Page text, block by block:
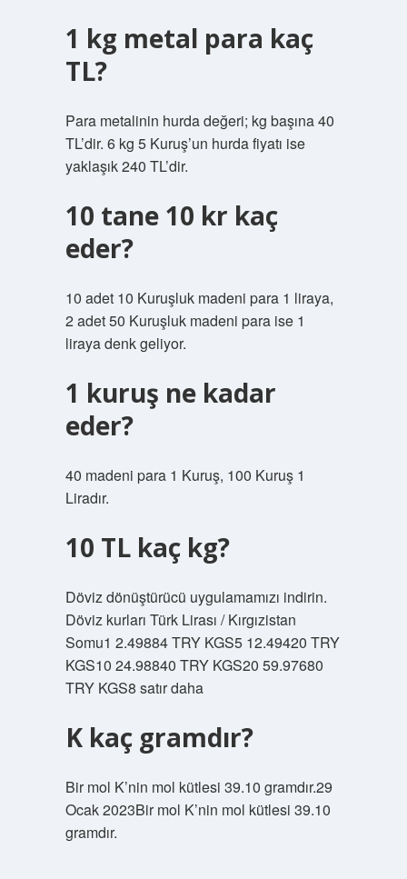
1 kg metal para kaç
TL?
Para metalinin hurda değeri; kg başına 40
TL’dir. 6 kg 5 Kuruş’un hurda fiyatı ise
yaklaşık 240 TL’dir.
10 tane 10 kr kaç
eder?
10 adet 10 Kuruşluk madeni para 1 liraya,
2 adet 50 Kuruşluk madeni para ise 1
liraya denk geliyor.
1 kuruş ne kadar
eder?
40 madeni para 1 Kuruş, 100 Kuruş 1
Liradır.
10 TL kaç kg?
Döviz dönüştürücü uygulamamızı indirin.
Döviz kurları Türk Lirası / Kırgızistan
Somu1 2.49884 TRY KGS5 12.49420 TRY
KGS10 24.98840 TRY KGS20 59.97680
TRY KGS8 satır daha
K kaç gramdır?
Bir mol K’nin mol kütlesi 39.10 gramdır.29
Ocak 2023Bir mol K’nin mol kütlesi 39.10
gramdır.